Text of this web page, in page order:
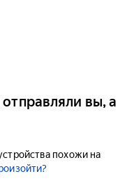
вы, а
похожи на